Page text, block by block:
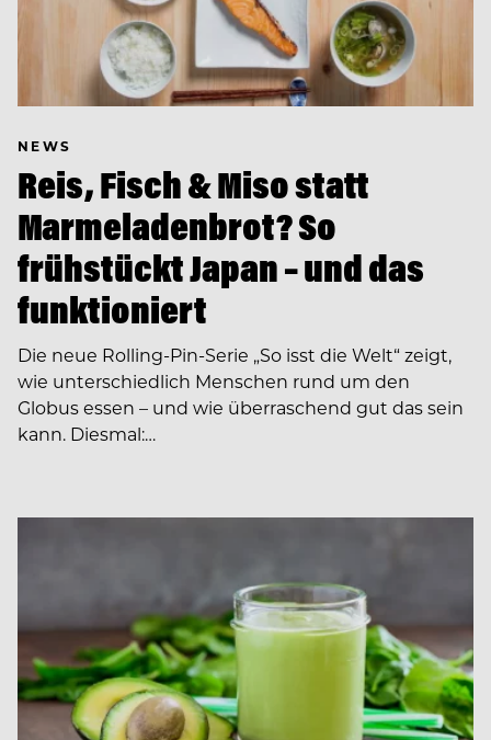
NEWS
Reis, Fisch & Miso statt
Marmeladenbrot? So
frühstückt Japan – und das
funktioniert
Die neue Rolling-Pin-Serie „So isst die Welt“ zeigt,
wie unterschiedlich Menschen rund um den
Globus essen – und wie überraschend gut das sein
kann. Diesmal:…